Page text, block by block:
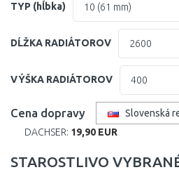
TYP (hĺbka) 10 (61 mm)
11 (61 mm)
20 (102 mm)
21=12 (64 mm)
DĹŽKA RADIÁTOROV 2600
500
700
VÝŠKA RADIÁTOROV 400
300
500
Cena dopravy
Slovenská
DACHSER: 19,90 EUR
STAROSTLIVO